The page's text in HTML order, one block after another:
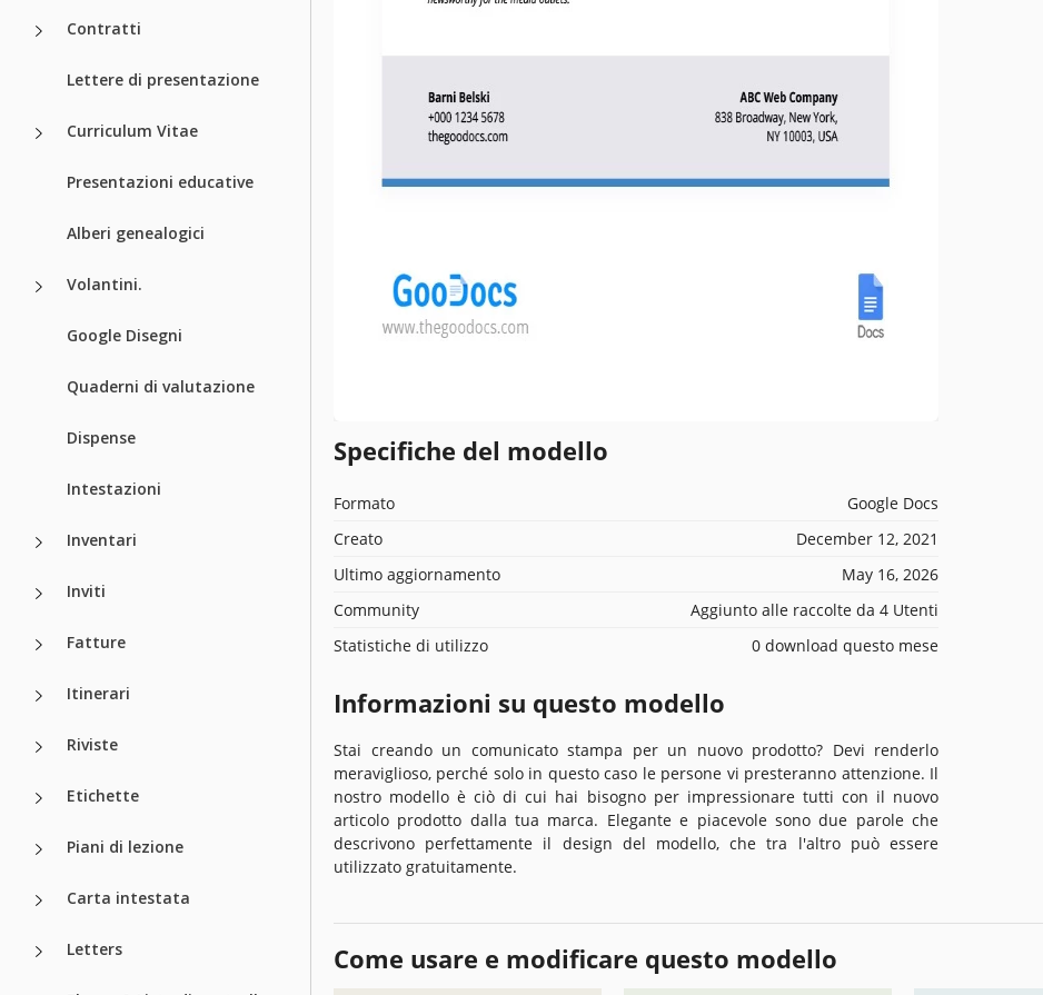
Contratti
Lettere di presentazione
Curriculum Vitae
Presentazioni educative
Alberi genealogici
Volantini.
Google Disegni
Quaderni di valutazione
Dispense
Intestazioni
Inventari
Inviti
Fatture
Itinerari
Riviste
Etichette
Piani di lezione
Carta intestata
Letters
Specifiche del modello
Formato
Google Docs
Creato
December 12, 2021
Ultimo aggiornamento
May 16, 2026
Community
Aggiunto alle raccolte da 4 Utenti
Statistiche di utilizzo
0 download questo mese
Informazioni su questo modello
Stai creando un comunicato stampa per un nuovo prodotto? Devi renderlo
meraviglioso, perché solo in questo caso le persone vi presteranno attenzione. Il
nostro modello è ciò di cui hai bisogno per impressionare tutti con il nuovo
articolo prodotto dalla tua marca. Elegante e piacevole sono due parole che
descrivono perfettamente il design del modello, che tra l'altro può essere
utilizzato gratuitamente.
Come usare e modificare questo modello